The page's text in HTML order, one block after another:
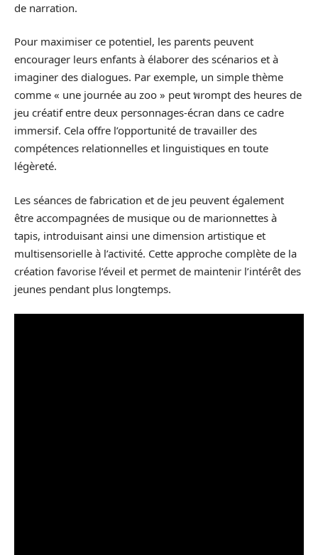
de narration.
Pour maximiser ce potentiel, les parents peuvent
encourager leurs enfants à élaborer des scénarios et à
imaginer des dialogues. Par exemple, un simple thème
comme « une journée au zoo » peut พrompt des heures de
jeu créatif entre deux personnages-écran dans ce cadre
immersif. Cela offre l’opportunité de travailler des
compétences relationnelles et linguistiques en toute
légèreté.
Les séances de fabrication et de jeu peuvent également
être accompagnées de musique ou de marionnettes à
tapis, introduisant ainsi une dimension artistique et
multisensorielle à l’activité. Cette approche complète de la
création favorise l’éveil et permet de maintenir l’intérêt des
jeunes pendant plus longtemps.